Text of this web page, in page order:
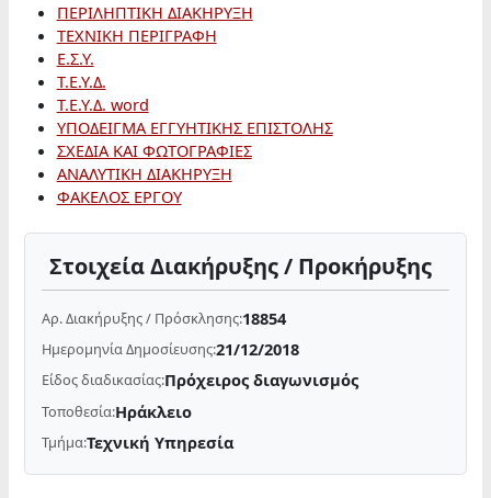
ΠΕΡΙΛΗΠΤΙΚΗ ΔΙΑΚΗΡΥΞΗ
ΤΕΧΝΙΚΗ ΠΕΡΙΓΡΑΦΗ
Ε.Σ.Υ.
Τ.Ε.Υ.Δ.
Τ.Ε.Υ.Δ. word
ΥΠΟΔΕΙΓΜΑ ΕΓΓΥΗΤΙΚΗΣ ΕΠΙΣΤΟΛΗΣ
ΣΧΕΔΙΑ ΚΑΙ ΦΩΤΟΓΡΑΦΙΕΣ
ΑΝΑΛΥΤΙΚΗ ΔΙΑΚΗΡΥΞΗ
ΦΑΚΕΛΟΣ ΕΡΓΟΥ
Στοιχεία Διακήρυξης / Προκήρυξης
Αρ. Διακήρυξης / Πρόσκλησης:18854
Ημερομηνία Δημοσίευσης:21/12/2018
Είδος διαδικασίας:Πρόχειρος διαγωνισμός
Τοποθεσία:Ηράκλειο
Τμήμα:Τεχνική Υπηρεσία